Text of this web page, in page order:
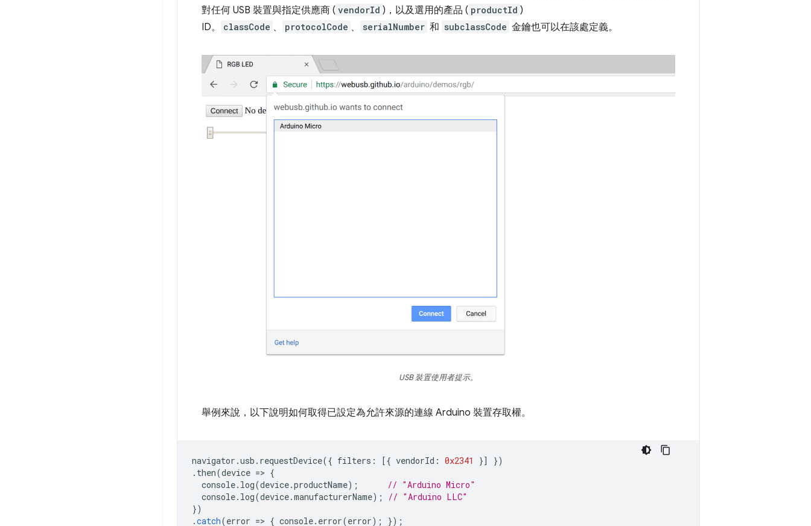
對任何 USB 裝置與指定供應商 ( vendorId )，以及選用的產品 ( productId )
ID。
classCode 、 protocolCode 、 serialNumber 和 subclassCode 金鑰也可以在該處定義。
USB 裝置使用者提示。
舉例來說，以下說明如何取得已設定為允許來源的連線 Arduino 裝置存取權。
navigator .usb . requestDevice({ filters : [{ vendorId : 0x2341 }]
})
. then(device => {
console. log(device.productName);
// "Arduino Micro"
console. log(device.manufacturerName);
// "Arduino LLC"
})
.catch(error => { console. error(error); });